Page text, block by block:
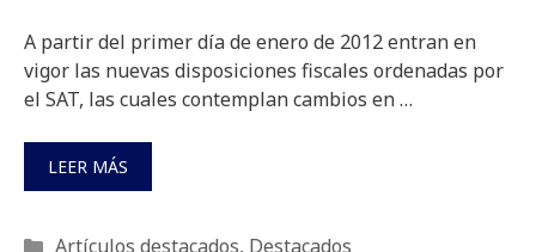
A partir del primer día de enero de 2012 entran en
vigor las nuevas disposiciones fiscales ordenadas por
el SAT, las cuales contemplan cambios en …
LEER MÁS
Categorías
Artículos destacados, Destacados